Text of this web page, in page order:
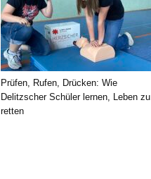
Prüfen, Rufen, Drücken: Wie
Delitzscher Schüler lernen, Leben zu
retten